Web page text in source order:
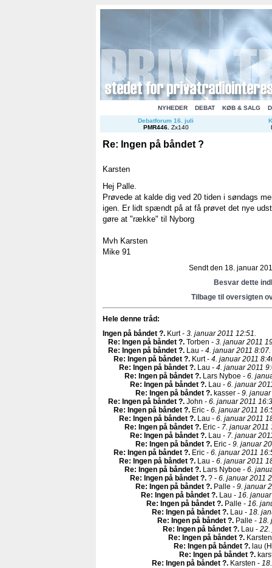
NYHEDER DEBAT KØB & SALG
Debatforum 16. juli
PMR446. Zx140
Re: Ingen på båndet ?
Karsten
Hej Palle.
Prøvede at kalde dig ved 20 tiden i søndags
igen. Er lidt spændt på at få prøvet det nye
gøre at "række" til Nyborg
Mvh Karsten
Mike 91
Sendt den 18. januar
Besvar dette
Tilbage til oversigten
Hele denne tråd:
Ingen på båndet ?. Kurt - 3. januar 2011 12:51.
Re: Ingen på båndet ?. Torben - 3. januar 2011
Re: Ingen på båndet ?. Lau - 4. januar 2011 8:07.
Re: Ingen på båndet ?. Kurt - 4. januar 2011
Re: Ingen på båndet ?. Lau - 4. januar 2011
Re: Ingen på båndet ?. Lars Nyboe - 6.
Re: Ingen på båndet ?. Lau - 6. januar
Re: Ingen på båndet ?. kasser - 9.
Re: Ingen på båndet ?. John - 6. januar 2011
Re: Ingen på båndet ?. Eric - 6. januar 2011
Re: Ingen på båndet ?. Lau - 6. januar 2011
Re: Ingen på båndet ?. Eric - 7. januar 2011
Re: Ingen på båndet ?. Lau - 7. januar
Re: Ingen på båndet ?. Eric - 9. januar
Re: Ingen på båndet ?. Eric - 6. januar 2011
Re: Ingen på båndet ?. Lau - 6. januar 2011
Re: Ingen på båndet ?. Lars Nyboe - 6.
Re: Ingen på båndet ?. ? - 6. januar 2011
Re: Ingen på båndet ?. Palle - 9. januar
Re: Ingen på båndet ?. Lau - 16.
Re: Ingen på båndet ?. Palle - 16.
Re: Ingen på båndet ?. Lau - 18.
Re: Ingen på båndet ?. Palle - 18.
Re: Ingen på båndet ?. Lau - 22.
Re: Ingen på båndet ?.
Re: Ingen på båndet ?. lau
Re: Ingen på båndet ?.
Re: Ingen på båndet ?. Karsten -